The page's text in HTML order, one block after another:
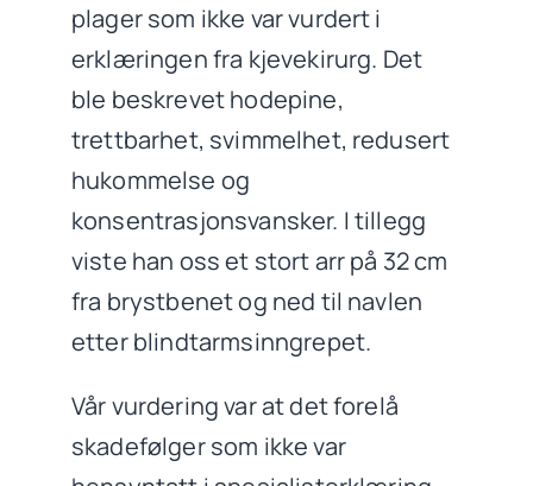
plager som ikke var vurdert i
erklæringen fra kjevekirurg. Det
ble beskrevet hodepine,
trettbarhet, svimmelhet, redusert
hukommelse og
konsentrasjonsvansker. I tillegg
viste han oss et stort arr på 32 cm
fra brystbenet og ned til navlen
etter blindtarmsinngrepet.
Vår vurdering var at det forelå
skadefølger som ikke var